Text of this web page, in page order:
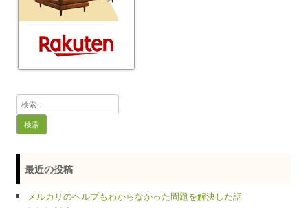
検
索:
最近の投稿
メルカリのヘルプもわからなかった問題を解決した話